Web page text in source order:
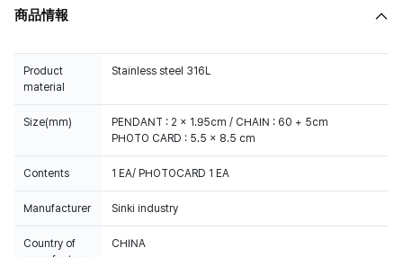
商品情報
Product
material
Stainless steel 316L
Size(mm)
PENDANT : 2 x 1.95cm / CHAIN : 60 + 5cm
PHOTO CARD : 5.5 x 8.5 cm
Contents 1 EA/ PHOTOCARD 1 EA
Manufacturer Sinki industry
Country of
CHINA